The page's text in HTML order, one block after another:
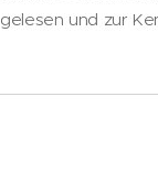
gelesen und zur